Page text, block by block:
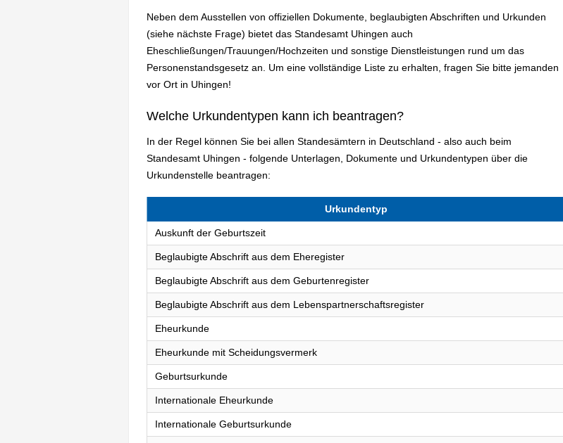
Neben dem Ausstellen von offiziellen Dokumente, beglaubigten Abschriften und Urkunden
(siehe nächste Frage) bietet das Standesamt Uhingen auch
Eheschließungen/Trauungen/Hochzeiten und sonstige Dienstleistungen rund um das
Personenstandsgesetz an. Um eine vollständige Liste zu erhalten, fragen Sie bitte jemanden
vor Ort in Uhingen!
Welche Urkundentypen kann ich beantragen?
In der Regel können Sie bei allen Standesämtern in Deutschland - also auch beim
Standesamt Uhingen - folgende Unterlagen, Dokumente und Urkundentypen über die
Urkundenstelle beantragen:
Urkundentyp
Auskunft der Geburtszeit
Beglaubigte Abschrift aus dem Eheregister
Beglaubigte Abschrift aus dem Geburtenregister
Beglaubigte Abschrift aus dem Lebenspartnerschaftsregister
Eheurkunde
Eheurkunde mit Scheidungsvermerk
Geburtsurkunde
Internationale Eheurkunde
Internationale Geburtsurkunde